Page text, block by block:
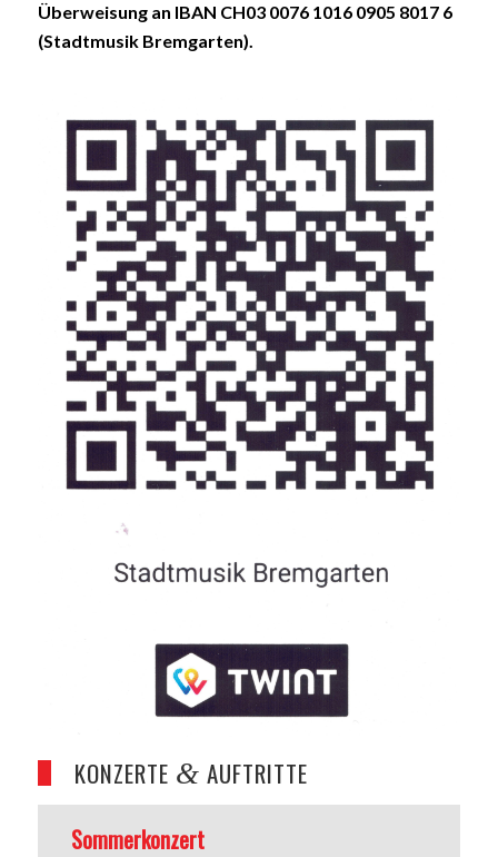
Überweisung an IBAN CH03 0076 1016 0905 8017 6
(Stadtmusik Bremgarten).
KONZERTE & AUFTRITTE
Sommerkonzert